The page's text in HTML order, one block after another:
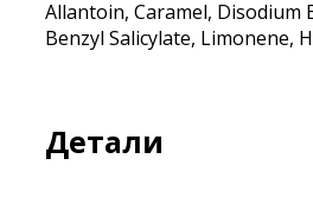
Allantoin, Caramel, Disodium
Benzyl Salicylate, Limonene,
Детали